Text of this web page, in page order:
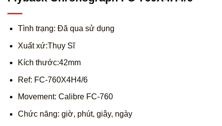
Tình trạng: Đã qua sử dụng
Xuất xứ:Thụy Sĩ
Kích thước:42mm
Ref: FC-760X4H4/6
Movement: Calibre FC-760
Chức năng: giờ, phút, giây, ngày